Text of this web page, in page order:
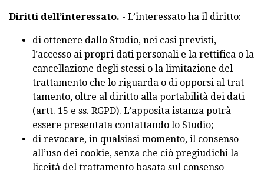
Diritti dell’interessato. - L’interessato ha il diritto:
di ottenere dallo Studio, nei casi previsti,
l’accesso ai propri dati personali e la rettifica o la
cancellazione degli stessi o la limitazione del
trattamento che lo riguarda o di opporsi al trat-
tamento, oltre al diritto alla portabilità dei dati
(artt. 15 e ss. RGPD). L’apposita istanza potrà
essere presentata contattando lo Studio;
di revocare, in qualsiasi momento, il consenso
all’uso dei cookie, senza che ciò pregiudichi la
liceità del trattamento basata sul consenso